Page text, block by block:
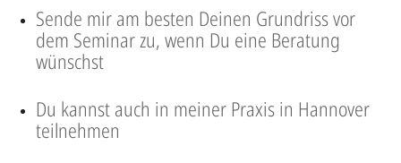
Sende mir am besten Deinen Grundriss vor
dem Seminar zu, wenn Du eine Beratung
wünschst
Du kannst auch in meiner Praxis in Hannover
teilnehmen